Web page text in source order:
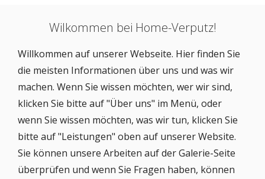
Wilkommen bei Home-Verputz!
Willkommen auf unserer Webseite. Hier finden Sie
die meisten Informationen über uns und was wir
machen. Wenn Sie wissen möchten, wer wir sind,
klicken Sie bitte auf "Über uns" im Menü, oder
wenn Sie wissen möchten, was wir tun, klicken Sie
bitte auf "Leistungen" oben auf unserer Website.
Sie können unsere Arbeiten auf der Galerie-Seite
überprüfen und wenn Sie Fragen haben, können